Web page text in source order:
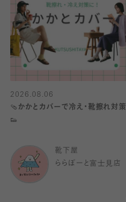
2026.08.06
🩴かかとカバーで冷え・靴擦れ対策
👟
靴下屋
ららぽーと富士見店